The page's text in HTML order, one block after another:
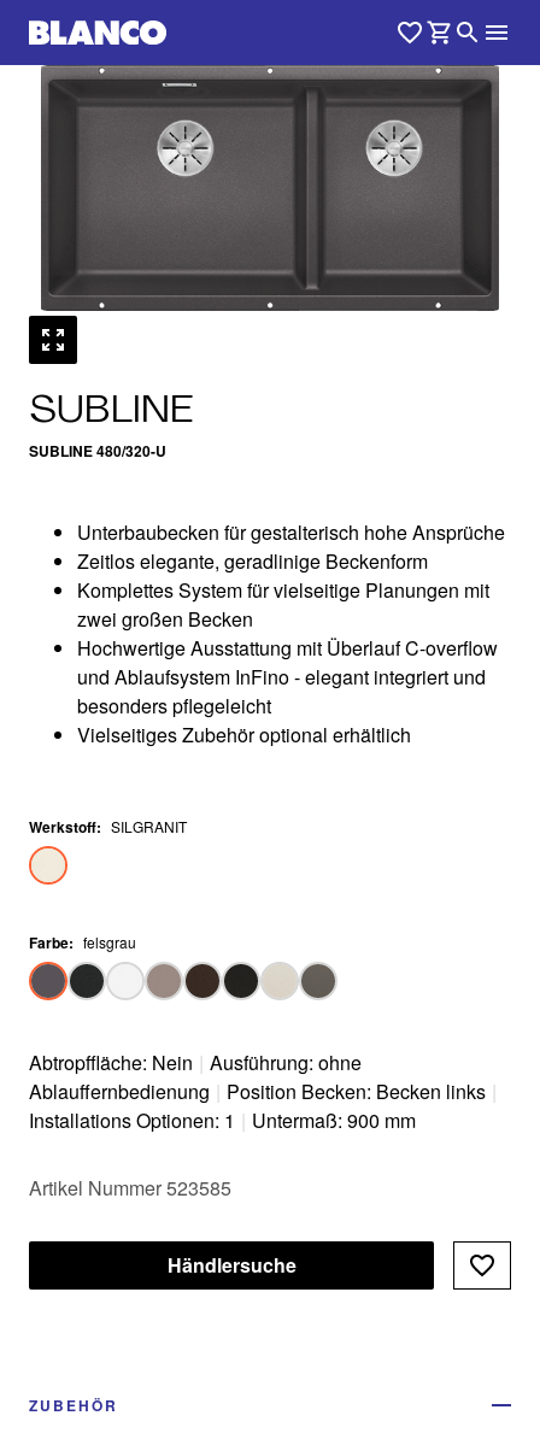
SUBLINE
SUBLINE 480/320-U
1 /0
Unterbaubecken für gestalterisch hohe Ansprüche
Zeitlos elegante, geradlinige Beckenform
Komplettes System für vielseitige Planungen mit
zwei großen Becken
Hochwertige Ausstattung mit Überlauf C-overflow
und Ablaufsystem InFino - elegant integriert und
besonders pflegeleicht
Vielseitiges Zubehör optional erhältlich
Werkstoff: SILGRANIT
Farbe: felsgrau
Abtropffläche: Nein | Ausführung: ohne
Ablauffernbedienung | Position Becken: Becken links |
Installations Optionen: 1 | Untermaß: 900 mm
Artikel Nummer 523585
Händlersuche
ZUBEHÖR